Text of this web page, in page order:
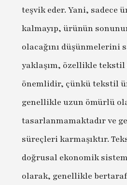
teşvik eder. Yani, sadece
kalmayıp, ürünün
olacağını düşünmelerini
yaklaşım, özellikle
önemlidir, çünkü tekstil
genellikle uzun ömürlü
tasarlanmamaktadır ve
süreçleri karmaşıktır.
doğrusal ekonomik
olarak, genellikle